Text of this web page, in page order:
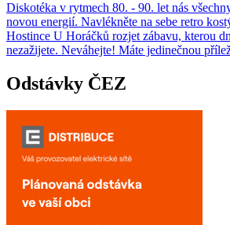
Diskotéka v rytmech 80. - 90. let nás
novou energií. Navlékněte na sebe retro
Hostince U Horáčků rozjet zábavu, kterou
nezažijete. Neváhejte! Máte jedinečnou
Odstávky ČEZ